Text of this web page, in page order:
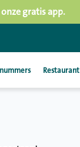
gratis app.
Restaurant